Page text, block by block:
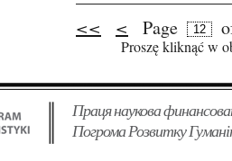
Pages
<< < Page
Proszę kliknąć w
Праця наукова
Погрома Розвитку